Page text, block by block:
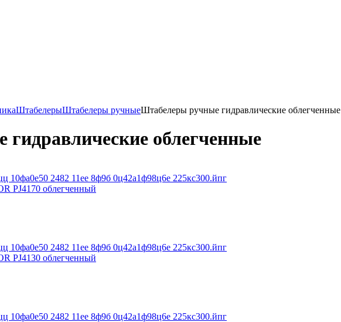
ШтабелерыШтабелеры ручныеШтабелеры ручные гидравлические облегченные
облегченные
PJ4170 облегченный
PJ4130 облегченный